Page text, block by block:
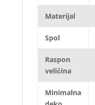
Materijal
Spol
Raspon
veličina
Minimalna